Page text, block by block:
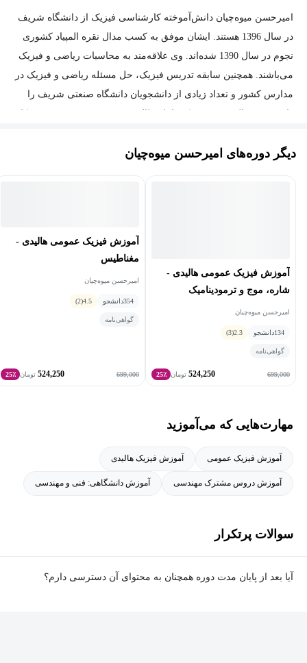
امیرحسن میوه‌چیان دانش‌آموخته کارشناسی فیزیک از دانشگاه شریف
در سال 1396 هستند. ایشان موفق به کسب مدال نقره المپیاد کشوری
نجوم در سال 1390 شده‌اند. وی علاقه‌مند به محاسبات ریاضی و فیزیک
می‌باشند. همچنین سابقه‌ تدریس فیزیک، حل مسئله ریاضی و فیزیک در
مدارس کشور و تعداد زیادی از دانشجویان دانشگاه صنعتی شریف را
زمینه ریاضیات کاربردی و محض داشته‌اند و به بررسی شاخه‌هایی از
دیگر دوره‌های امیرحسن میوه‌چیان
آموزش فیزیک عمومی هالیدی -
شاره، موج و ترمودینامیک
امیرحسن میوه‌چیان
134دانشجو 2.3
(3)
گواهی‌نامه
699,000
524,250 تومان 25٪
آموزش فیزیک عمومی هالیدی -
مغناطیس
امیرحسن میوه‌چیان
354دانشجو 4.5
(2)
گواهی‌نامه
699,000
524,250 تومان 25٪
مهارت‌هایی که می‌آموزید
آموزش فیزیک عمومی آموزش فیزیک هالیدی
آموزش دروس مشترک مهندسی آموزش دانشگاهی: فنی و مهندسی
سوالات پرتکرار
آیا بعد از پایان مدت دوره همچنان به محتوای آن دسترسی دارم؟